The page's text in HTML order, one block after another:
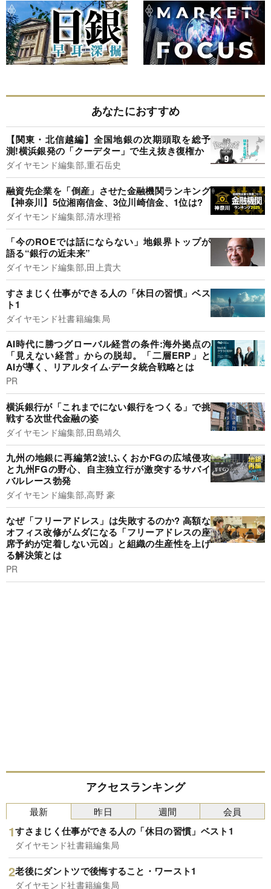
あなたにおすすめ
【関東・北信越編】全国地銀の次期頭取を総予
測!横浜銀発の「クーデター」で生え抜き復権か
ダイヤモンド編集部,重石岳史
融資先企業を「倒産」させた金融機関ランキング
【神奈川】5位湘南信金、3位川崎信金、1位は?
ダイヤモンド編集部,清水理裕
「今のROEでは話にならない」地銀界トップが
語る“銀行の近未来”
ダイヤモンド編集部,田上貴大
すさまじく仕事ができる人の「休日の習慣」ベス
ト1
ダイヤモンド社書籍編集局
AI時代に勝つグローバル経営の条件:海外拠点の
「見えない経営」からの脱却。「二層ERP」と
AIが導く、リアルタイム·データ統合戦略とは
PR
横浜銀行が「これまでにない銀行をつくる」で挑
戦する次世代金融の姿
ダイヤモンド編集部,田島靖久
九州の地銀に再編第2波!ふくおかFGの広域侵攻
と九州FGの野心、自主独立行が激突するサバイ
バルレース勃発
ダイヤモンド編集部,高野 豪
なぜ「フリーアドレス」は失敗するのか? 高額な
オフィス改修がムダになる「フリーアドレスの座
席予約が定着しない元凶」と組織の生産性を上げ
る解決策とは
PR
アクセスランキング
最新
すさまじく仕事ができる人の「休日の習慣」ベスト1
ダイヤモンド社書籍編集局
老後にダントツで後悔すること・ワースト1
ダイヤモンド社書籍編集局
昨日 週間 会員